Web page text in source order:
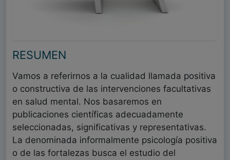
RESUMEN
Vamos a referirnos a la cualidad llamada positiva
o constructiva de las intervenciones facultativas
en salud mental. Nos basaremos en
publicaciones científicas adecuadamente
seleccionadas, significativas y representativas.
La denominada informalmente psicología positiva
o de las fortalezas busca el estudio del